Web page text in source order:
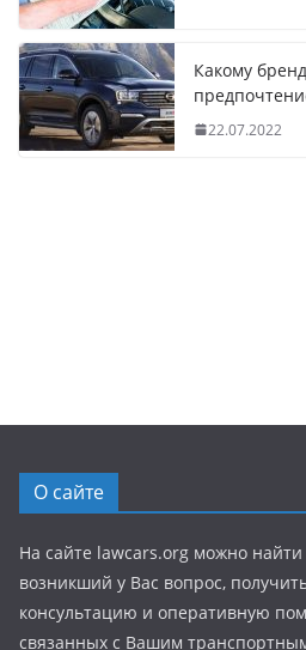
Какому
22.07.2022
О сайте
На сайте lawcars.org можно
возникший у Вас вопрос,
консультацию и оперативную
связанных с Вашим